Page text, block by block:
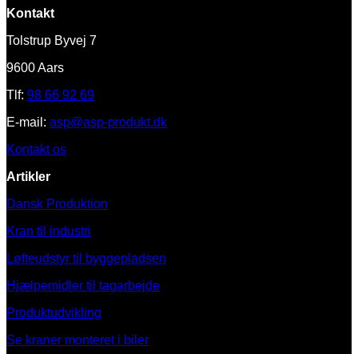
Kontakt
Tolstrup Byvej 7
9600 Aars
Tlf: 98 66 92 69
E-mail: asp@asp-produkt.dk
Kontakt os
Artikler
Dansk Produktion
Kran til industri
Løfteudstyr til byggepladsen
Hjælpemidler til tagarbejde
Produktudvikling
Se kraner monteret i biler